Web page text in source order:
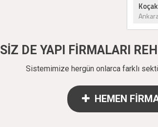
SİZ DE YAPI FİRMALARI
Sistemimize hergün onlarca farklı
HEMEN